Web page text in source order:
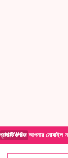
NEWS
মোবাইল নাম্বার দিন